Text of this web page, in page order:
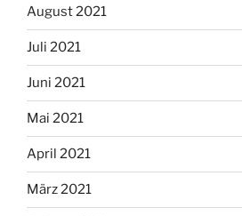
August 2021
Juli 2021
Juni 2021
Mai 2021
April 2021
März 2021